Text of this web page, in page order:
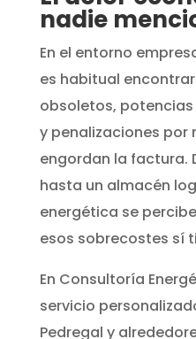
nadie
En el entorno
es habitual
obsoletos,
y penalizaciones por
engordan la factura.
hasta un almacén
energética se
esos sobrecostes sí
En Consultoría
servicio
Pedregal y